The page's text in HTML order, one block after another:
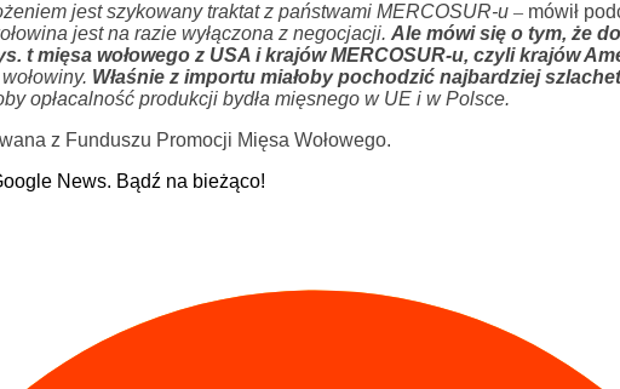
jest szykowany traktat z państwami MERCOSUR-u –mówił
jest na razie wyłączona z negocjacji. Ale mówi się o tym, że
t mięsa wołowego z USA i krajów MERCOSUR-u, czyli krajów
Właśnie z importu miałoby pochodzić najbardziej
opłacalność produkcji bydła mięsnego w UE i w Polsce.
z Funduszu Promocji Mięsa Wołowego.
News. Bądź na bieżąco!